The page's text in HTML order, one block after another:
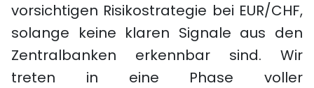
vorsichtigen Risikostrategie bei EUR/CHF,
solange keine klaren Signale aus den
Zentralbanken erkennbar sind. Wir
treten in eine Phase voller